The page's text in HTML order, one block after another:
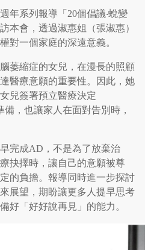
年系列報導「20個倡議‧蛻變
本會，透過淑惠姐（張淑惠）
對一個家庭的深遠意義。
萎縮症的女兒，在漫長的照顧
醫療意願的重要性。因此，她
兒簽署預立醫療決定
備，也讓家人在面對告別時，
完成AD，不是為了放棄治
抉擇時，讓自己的意願被尊
的負擔。報導同時進一步探討
展望，期盼讓更多人提早思考
好「好好說再見」的能力。